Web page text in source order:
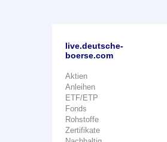
live.deutsche-
boerse.com
Aktien
Anleihen
ETF/ETP
Fonds
Rohstoffe
Zertifikate